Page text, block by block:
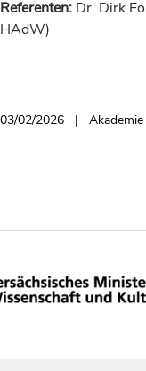
Referenten: Dr. Dirk
HAdW)
03/02/2026 Akademie